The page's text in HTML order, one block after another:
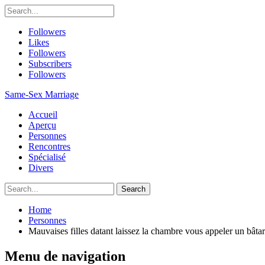
Followers
Likes
Followers
Subscribers
Followers
Same-Sex Marriage
Accueil
Aperçu
Personnes
Rencontres
Spécialisé
Divers
Home
Personnes
Mauvaises filles datant laissez la chambre vous appeler un
Menu de navigation